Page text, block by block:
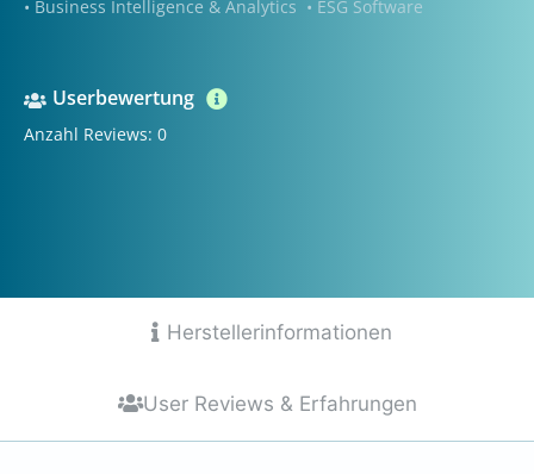
• Business Intelligence & Analytics • ESG Software
Userbewertung
Anzahl Reviews: 0
Herstellerinformationen
User Reviews & Erfahrungen